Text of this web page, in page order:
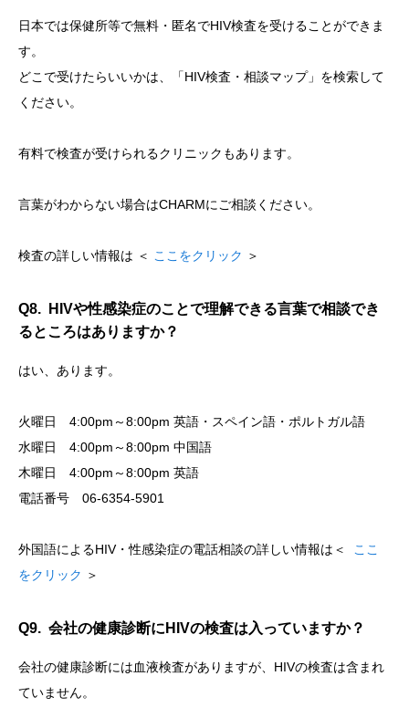
日本では保健所等で無料・匿名でHIV検査を受けることができま
す。
どこで受けたらいいかは、「HIV検査・相談マップ」を検索して
ください。
有料で検査が受けられるクリニックもあります。
言葉がわからない場合はCHARMにご相談ください。
検査の詳しい情報は ＜ ここをクリック ＞
Q8. HIVや性感染症のことで理解できる言葉で相談でき
るところはありますか？
はい、あります。
火曜日 4:00pm～8:00pm 英語・スペイン語・ポルトガル語
水曜日 4:00pm～8:00pm 中国語
木曜日 4:00pm～8:00pm 英語
電話番号 06-6354-5901
外国語によるHIV・性感染症の電話相談の詳しい情報は＜
ここ
をクリック ＞
Q9. 会社の健康診断にHIVの検査は入っていますか？
会社の健康診断には血液検査がありますが、HIVの検査は含まれ
ていません。